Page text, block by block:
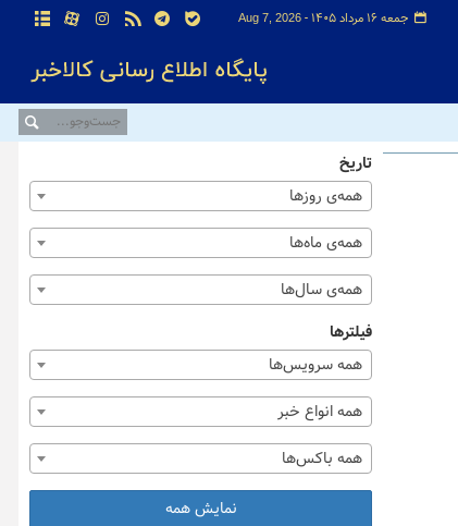
جمعه ۱۶ مرداد ۱۴۰۵ - Aug 7, 2026
تاریخ
همه‌ی روزها
همه‌ی ماه‌ها
همه‌ی سال‌ها
فیلترها
همه سرویس‌ها
همه انواع خبر
همه باکس‌ها
نمایش همه